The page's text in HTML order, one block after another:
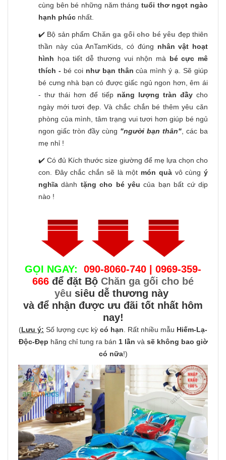
cùng bên bé những năm tháng tuổi thơ ngọt ngào
hạnh phúc nhất.
✔️ Bộ sản phẩm Chăn ga gối cho bé yêu đẹp thiên
thần này của AnTamKids, có đúng nhân vật hoạt
hình họa tiết dễ thương vui nhộn mà bé cực mê
thích - bé coi như bạn thâncủa mình ý ạ. Sẽ giúp
bé cưng nhà bạn có được giấc ngủ ngon hơn, êm ái
- thư thái hơn để tiếp năng lượng tràn đầycho
ngày mới tươi đẹp. Và chắc chắn bé thêm yêu căn
phòng của mình, tâm trạng vui tươi hơn giúp bé ngủ
ngon giấc tròn đầy cùng "người bạn thân" , các ba
mẹ nhỉ !
✔️ Có đủ Kích thước size giường để mẹ lựa chọn cho
con. Đây chắc chắn sẽ là một món quàvô cùngý
nghĩadành tặng cho bé yêu của bạn bất cứ dịp
nào !
GỌI NGAY:
090-8060-740 | 0969-359-
666 để đặt Bộ Chăn ga gối cho bé
yêu siêu dễ thương này
và để nhận được ưu đãi tốt nhất hôm
nay!
(Lưu ý: Số lượng cực kỳ có hạn . Rất nhiều mẫu Hiếm-Lạ-
Độc-Đẹp hãng chỉ tung ra bán 1 lần và sẽ không bao giờ
có nữa!)